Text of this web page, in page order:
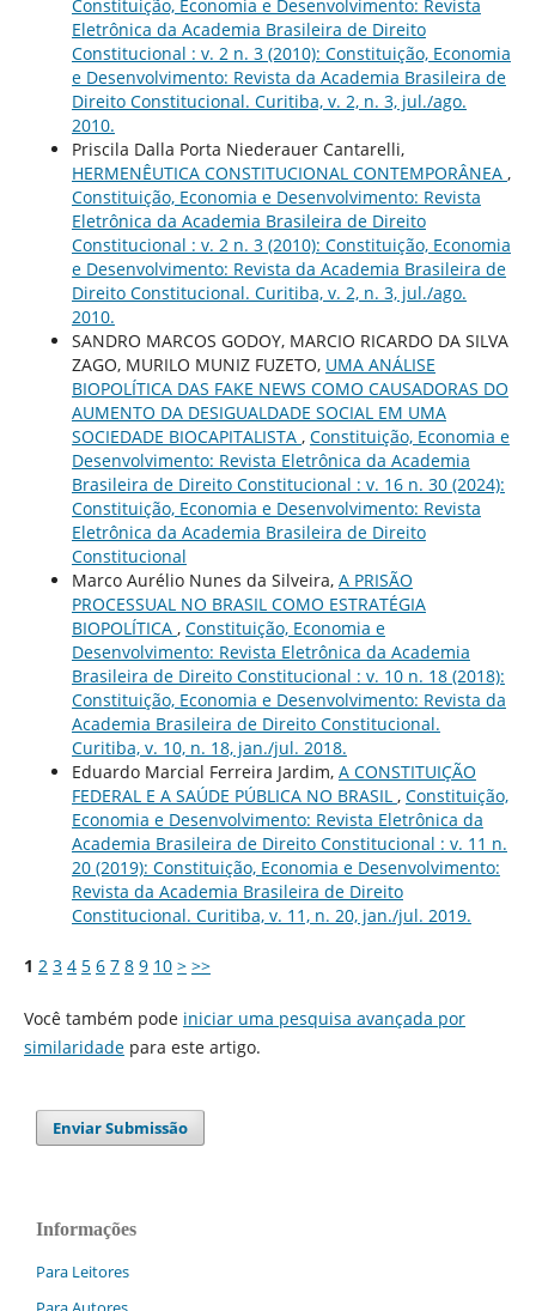
Constituição, Economia e Desenvolvimento: Revista
Eletrônica da Academia Brasileira de Direito
Constitucional : v. 2 n. 3 (2010): Constituição, Economia
e Desenvolvimento: Revista da Academia Brasileira de
Direito Constitucional. Curitiba, v. 2, n. 3, jul./ago.
2010.
Priscila Dalla Porta Niederauer Cantarelli,
HERMENÊUTICA CONSTITUCIONAL CONTEMPORÂNEA ,
Constituição, Economia e Desenvolvimento: Revista
Eletrônica da Academia Brasileira de Direito
Constitucional : v. 2 n. 3 (2010): Constituição, Economia
e Desenvolvimento: Revista da Academia Brasileira de
Direito Constitucional. Curitiba, v. 2, n. 3, jul./ago.
2010.
SANDRO MARCOS GODOY, MARCIO RICARDO DA SILVA
ZAGO, MURILO MUNIZ FUZETO, UMA ANÁLISE
BIOPOLÍTICA DAS FAKE NEWS COMO CAUSADORAS DO
AUMENTO DA DESIGUALDADE SOCIAL EM UMA
SOCIEDADE BIOCAPITALISTA , Constituição, Economia e
Desenvolvimento: Revista Eletrônica da Academia
Brasileira de Direito Constitucional : v. 16 n. 30 (2024):
Constituição, Economia e Desenvolvimento: Revista
Eletrônica da Academia Brasileira de Direito
Constitucional
Marco Aurélio Nunes da Silveira, A PRISÃO
PROCESSUAL NO BRASIL COMO ESTRATÉGIA
BIOPOLÍTICA , Constituição, Economia e
Desenvolvimento: Revista Eletrônica da Academia
Brasileira de Direito Constitucional : v. 10 n. 18 (2018):
Constituição, Economia e Desenvolvimento: Revista da
Academia Brasileira de Direito Constitucional.
Curitiba, v. 10, n. 18, jan./jul. 2018.
Eduardo Marcial Ferreira Jardim, A CONSTITUIÇÃO
FEDERAL E A SAÚDE PÚBLICA NO BRASIL , Constituição,
Economia e Desenvolvimento: Revista Eletrônica da
Academia Brasileira de Direito Constitucional : v. 11 n.
20 (2019): Constituição, Economia e Desenvolvimento:
Revista da Academia Brasileira de Direito
Constitucional. Curitiba, v. 11, n. 20, jan./jul. 2019.
1 2 3 4 5 6 7 8 9 10 > >>
Você também pode iniciar uma pesquisa avançada por
similaridadepara este artigo.
Enviar Submissão
Informações
Para Leitores